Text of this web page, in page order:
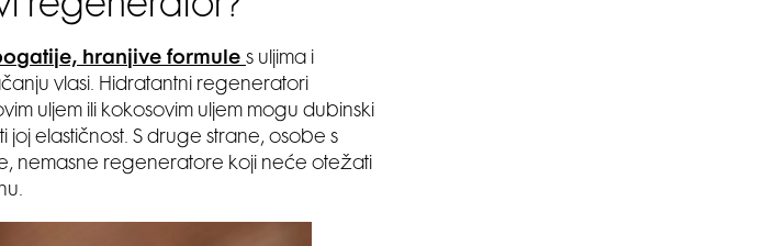
regenerator?
hranjive formule s uljima i
vlasi. Hidratantni regeneratori
uljem ili kokosovim uljem mogu dubinski
joj elastičnost. S druge strane, osobe s
nemasne regeneratore koji neće otežati